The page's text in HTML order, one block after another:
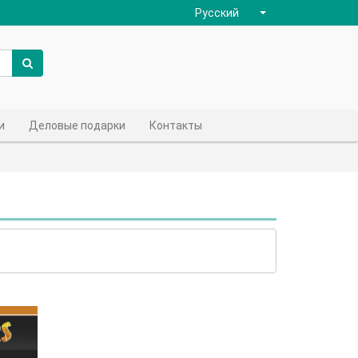
Русский
Деловые подарки Контакты